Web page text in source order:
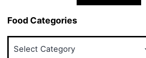
Food Categories